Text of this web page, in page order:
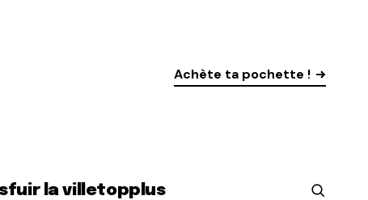
Achète ta pochette !
fuir la villetopplus